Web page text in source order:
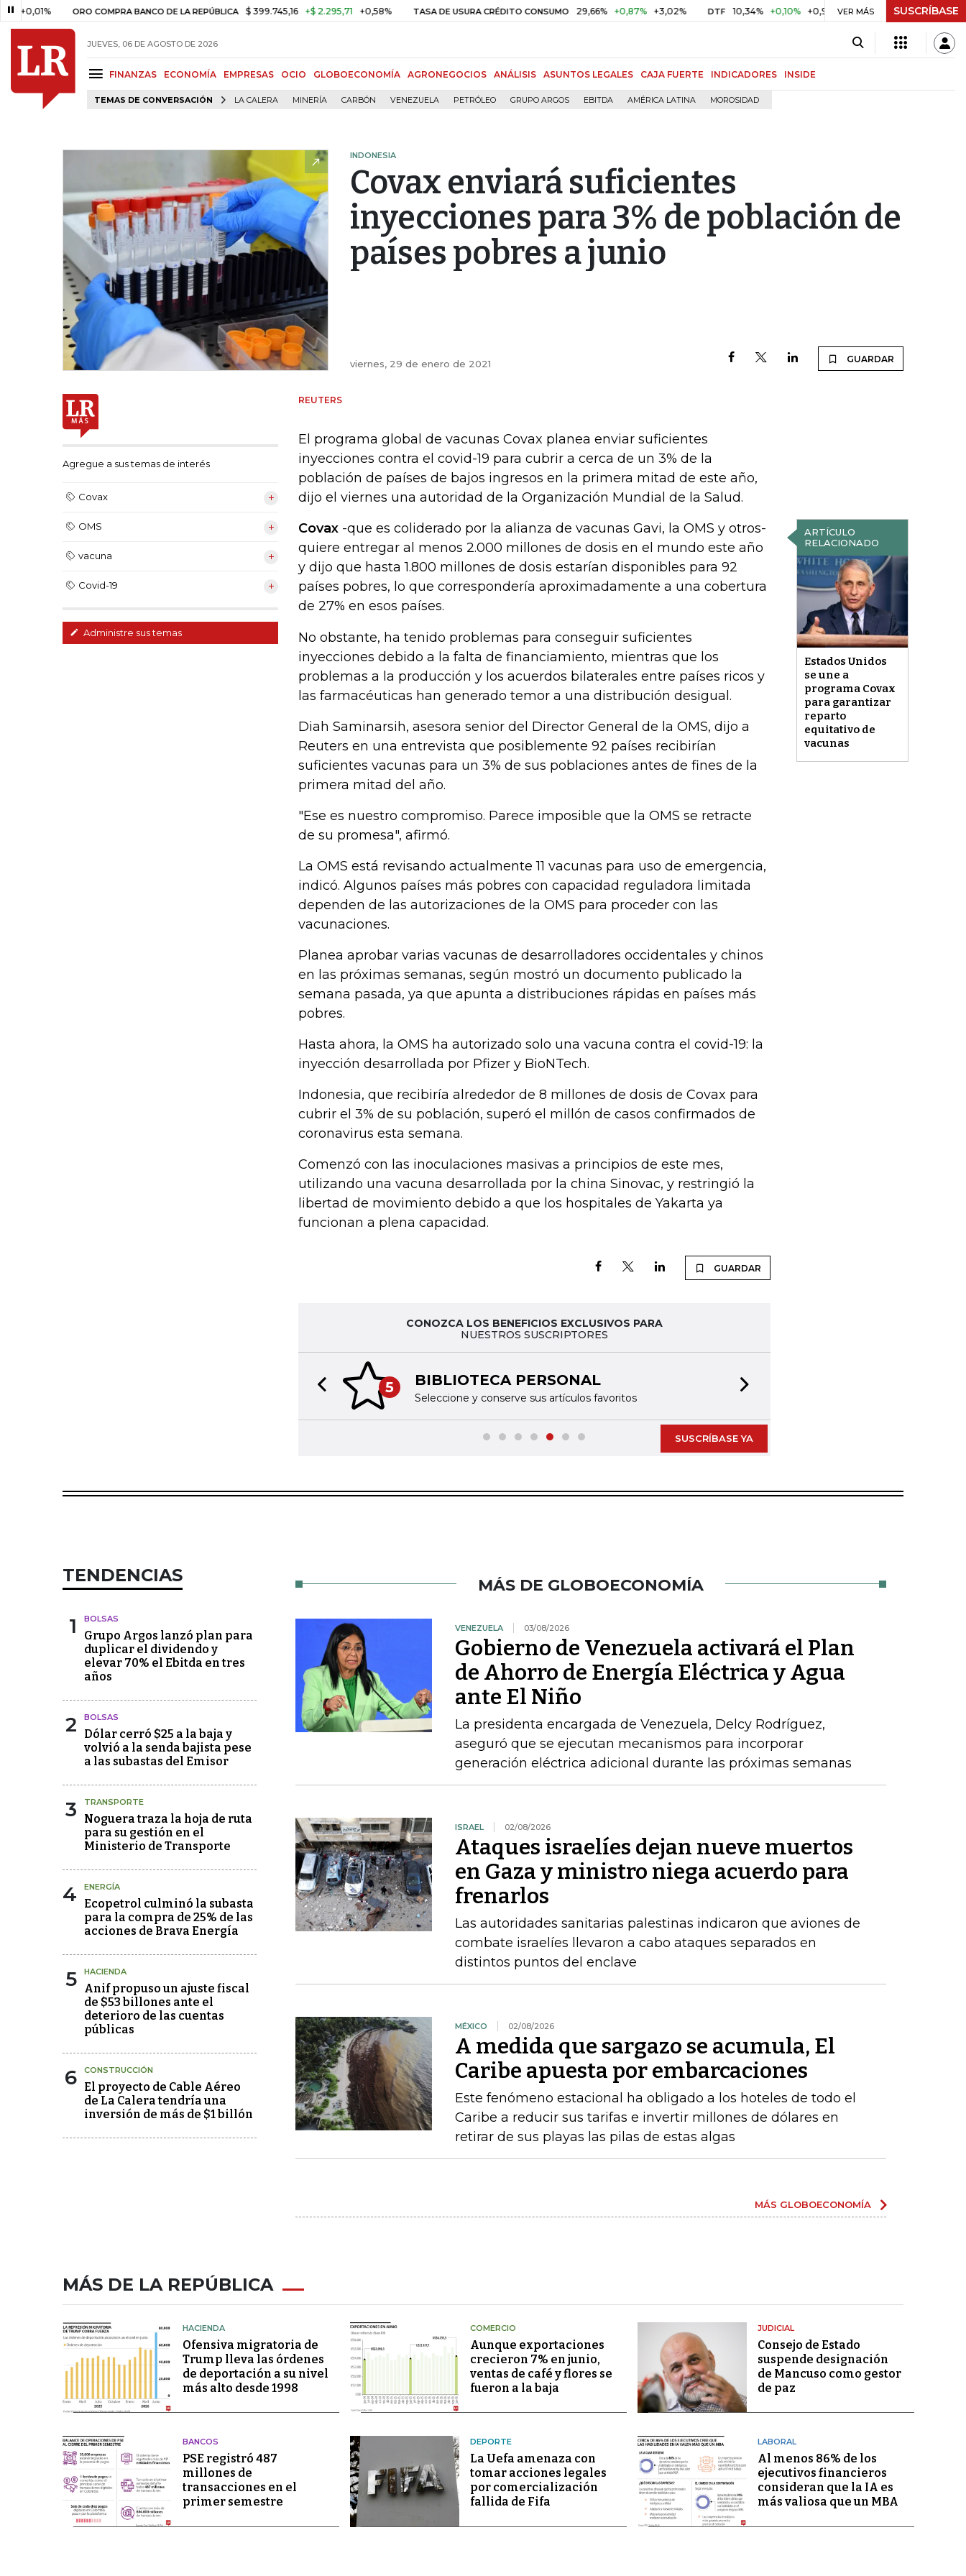
ORO COMPRA BANCO DE LA REPÚBLICA $ 399.745,16 +$ 2.295,71 +0,58% TASA DE USURA CRÉDITO CONSUMO 29,66% +0,87% +3,02% DTF 10,34% +0,10% +0,98% UVR $ 416,86 +$ 0,05 +0,01%
VER MÁS SUSCRÍBASE
JUEVES, 06 DE AGOSTO DE 2026
FINANZAS ECONOMÍA EMPRESAS OCIO GLOBOECONOMÍA AGRONEGOCIOS ANÁLISIS ASUNTOS LEGALES CAJA FUERTE INDICADORES INSIDE
TEMAS DE CONVERSACIÓN LA CALERA MINERÍA CARBÓN VENEZUELA PETRÓLEO GRUPO ARGOS EBITDA AMÉRICA LATINA MOROSIDAD
INDONESIA
Covax enviará suficientes
inyecciones para 3% de población de
países pobres a junio
viernes, 29 de enero de 2021 GUARDAR
Agregue a sus temas de interés
Covax
OMS
vacuna
Covid-19
Administre sus temas
REUTERS
El programa global de vacunas Covax planea enviar suficientes
inyecciones contra el covid-19 para cubrir a cerca de un 3% de la
población de países de bajos ingresos en la primera mitad de este año,
dijo el viernes una autoridad de la Organización Mundial de la Salud.
ARTÍCULO
RELACIONADO
Estados Unidos
se une a
programa Covax
para garantizar
reparto
equitativo de
vacunas
Covax -que es coliderado por la alianza de vacunas Gavi, la OMS y otros-
quiere entregar al menos 2.000 millones de dosis en el mundo este año
y dijo que hasta 1.800 millones de dosis estarían disponibles para 92
países pobres, lo que correspondería aproximadamente a una cobertura
de 27% en esos países.
No obstante, ha tenido problemas para conseguir suficientes
inyecciones debido a la falta de financiamiento, mientras que los
problemas a la producción y los acuerdos bilaterales entre países ricos y
las farmacéuticas han generado temor a una distribución desigual.
Diah Saminarsih, asesora senior del Director General de la OMS, dijo a
Reuters en una entrevista que posiblemente 92 países recibirían
suficientes vacunas para un 3% de sus poblaciones antes de fines de la
primera mitad del año.
"Ese es nuestro compromiso. Parece imposible que la OMS se retracte
de su promesa", afirmó.
La OMS está revisando actualmente 11 vacunas para uso de emergencia,
indicó. Algunos países más pobres con capacidad reguladora limitada
dependen de las autorizaciones de la OMS para proceder con las
vacunaciones.
Planea aprobar varias vacunas de desarrolladores occidentales y chinos
en las próximas semanas, según mostró un documento publicado la
semana pasada, ya que apunta a distribuciones rápidas en países más
pobres.
Hasta ahora, la OMS ha autorizado solo una vacuna contra el covid-19: la
inyección desarrollada por Pfizer y BioNTech.
Indonesia, que recibiría alrededor de 8 millones de dosis de Covax para
cubrir el 3% de su población, superó el millón de casos confirmados de
coronavirus esta semana.
Comenzó con las inoculaciones masivas a principios de este mes,
utilizando una vacuna desarrollada por la china Sinovac, y restringió la
libertad de movimiento debido a que los hospitales de Yakarta ya
funcionan a plena capacidad.
GUARDAR
CONOZCA LOS BENEFICIOS EXCLUSIVOS PARA
NUESTROS SUSCRIPTORES
5 BIBLIOTECA PERSONAL
Seleccione y conserve sus artículos favoritos
Previous slide
SUSCRÍBASE YA
TENDENCIAS
1 BOLSAS
Grupo Argos lanzó plan para
duplicar el dividendo y
elevar 70% el Ebitda en tres
años
2 BOLSAS
Dólar cerró $25 a la baja y
volvió a la senda bajista pese
a las subastas del Emisor
3 TRANSPORTE
Noguera traza la hoja de ruta
para su gestión en el
Ministerio de Transporte
4 ENERGÍA
Ecopetrol culminó la subasta
para la compra de 25% de las
acciones de Brava Energía
5 HACIENDA
Anif propuso un ajuste fiscal
de $53 billones ante el
deterioro de las cuentas
públicas
6 CONSTRUCCIÓN
El proyecto de Cable Aéreo
de La Calera tendría una
inversión de más de $1 billón
MÁS DE GLOBOECONOMÍA
VENEZUELA 03/08/2026
Gobierno de Venezuela activará el Plan
de Ahorro de Energía Eléctrica y Agua
ante El Niño
La presidenta encargada de Venezuela, Delcy Rodríguez,
aseguró que se ejecutan mecanismos para incorporar
generación eléctrica adicional durante las próximas semanas
ISRAEL 02/08/2026
Ataques israelíes dejan nueve muertos
en Gaza y ministro niega acuerdo para
frenarlos
Las autoridades sanitarias palestinas indicaron que aviones de
combate israelíes llevaron a cabo ataques separados en
distintos puntos del enclave
MÉXICO 02/08/2026
A medida que sargazo se acumula, El
Caribe apuesta por embarcaciones
Este fenómeno estacional ha obligado a los hoteles de todo el
Caribe a reducir sus tarifas e invertir millones de dólares en
retirar de sus playas las pilas de estas algas
MÁS GLOBOECONOMÍA
MÁS DE LA REPÚBLICA
HACIENDA
Ofensiva migratoria de
Trump lleva las órdenes
de deportación a su nivel
más alto desde 1998
COMERCIO
Aunque exportaciones
crecieron 7% en junio,
ventas de café y flores se
fueron a la baja
JUDICIAL
Consejo de Estado
suspende designación
de Mancuso como gestor
de paz
BANCOS
PSE registró 487
millones de
transacciones en el
primer semestre
DEPORTE
La Uefa amenaza con
tomar acciones legales
por comercialización
fallida de Fifa
LABORAL
Al menos 86% de los
ejecutivos financieros
consideran que la IA es
más valiosa que un MBA